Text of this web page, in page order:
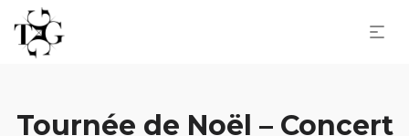
Tournée de Noël – Concert